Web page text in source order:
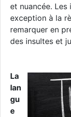
et nuancée.
exception à la
remarquer en
des insultes et
La
lan
gu
e